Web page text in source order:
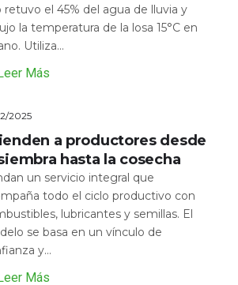
retuvo el 45% del agua de lluvia y
la temperatura de la losa 15°C en
Utiliza...
Leer Más
2025
a productores desde
hasta la cosecha
un servicio integral que
todo el ciclo productivo con
lubricantes y semillas. El
se basa en un vínculo de
y...
Leer Más